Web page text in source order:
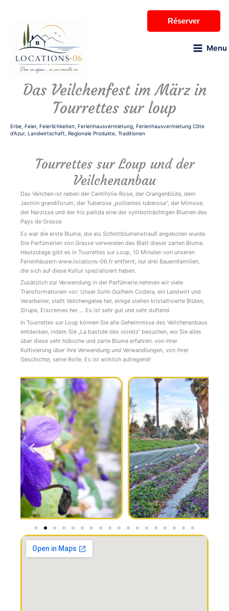
Réserver
Menu
Das Veilchenfest im März in
Tourrettes sur loup
Erbe Feier, Feierlichkeiten Ferienhausvermietung Ferienhausvermietung Côte
d'Azur, Landwirtschaft Regionale Produkte Traditionen
Tourrettes sur Loup und der
Veilchenanbau
Das Veilchen ist neben der Centifolia-Rose, der Orangenblüte, dem
Jasmin grandiforum, der Tuberose „polliantes tuberosa“, der Mimose,
der Narzisse und der Iris pallida eine der symbolträchtigen Blumen des
Pays de Grasse.
Es war die erste Blume, die als Schnittblumenstrauß angeboten wurde.
Die Parfümerien von Grasse verwenden das Blatt dieser zarten Blume.
Heutzutage gibt es in Tourrettes sur Loup, 10 Minuten von unseren
Ferienhäusern www.locations-06.fr entfernt, nur drei Bauernfamilien,
die sich auf diese Kultur spezialisiert haben.
Zusätzlich zur Verwendung in der Parfümerie nehmen wir viele
Transformationen vor: Unser Sohn Guilhem Codera, ein Landwirt und
Verarbeiter, stellt Veilchengelee her, einige stellen kristallisierte Blüten,
Sirupe, Eiscremes her … Es ist sehr gut und sehr duftend.
In Tourrettes sur Loup können Sie alle Geheimnisse des Veilchenanbaus
entdecken, indem Sie „La bastide des violets“ besuchen, wo Sie alles
über diese sehr hübsche und zarte Blume erfahren: von ihrer
Kultivierung über ihre Verwendung und Verwandlungen, von ihrer
Geschichte, seine Rolle. Es ist wirklich aufregend!